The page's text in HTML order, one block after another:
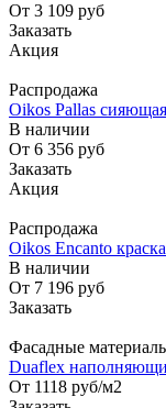
От 3 109 руб
Заказать
Акция
Распродажа
Oikos Pallas
В наличии
От 6 356 руб
Заказать
Акция
Распродажа
Oikos Encanto
В наличии
От 7 196 руб
Заказать
Фасадные
Duaflex
От 1118 руб/м2